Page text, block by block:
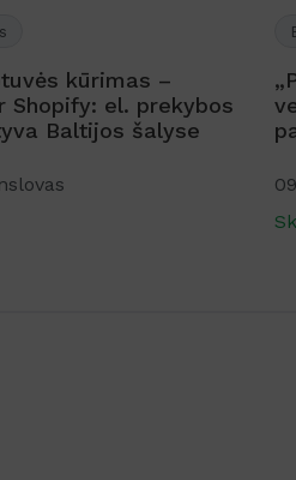
kūrimas –
Shopify: el. prekybos
Baltijos šalyse